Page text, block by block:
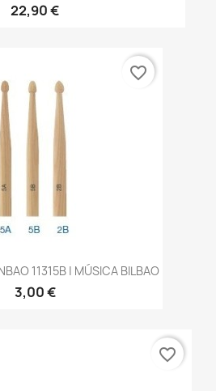
22,90 €
11315B | MÚSICA BILBAO
3,00 €
favorite_border
favorite_border